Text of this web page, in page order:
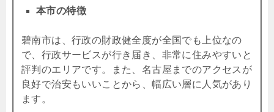
本市の特徴
碧南市は、行政の財政健全度が全国でも上位なの
で、行政サービスが行き届き、非常に住みやすいと
評判のエリアです。また、名古屋までのアクセスが
良好で治安もいいことから、幅広い層に人気があり
ます。